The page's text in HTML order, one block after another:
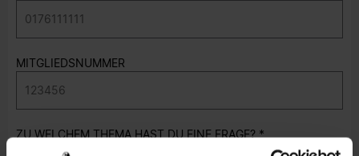
MITGLIEDSNUMMER
ZU WELCHEM THEMA HAST DU EINE FRAGE?